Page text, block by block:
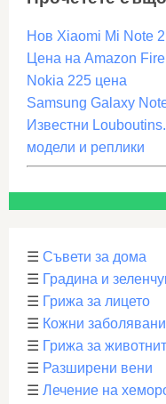
Нов Xiaomi Mi Note 2
Цена на Amazon
Nokia 225 цена
Samsung Galaxy
Известни
модели и реплики
☰ Съвети за дома
☰ Градина и
☰ Грижа за лицето
☰ Кожни
☰ Грижа за
☰ Разширени вени
☰ Лечение на